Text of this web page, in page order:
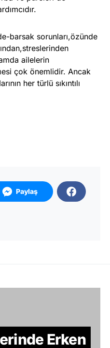
barsak sorunları,özünde
ailelerin
çok önemlidir. Ancak
her türlü sıkıntılı
Paylaş
Erken